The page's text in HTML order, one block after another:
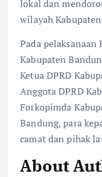
lokal dan
wilayah
Pada pelaksanaan
Kabupaten
Ketua DPRD
Anggota DPRD
Forkopimda
Bandung, para
camat dan pihak
About